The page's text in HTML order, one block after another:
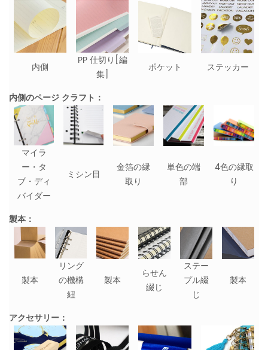
内側
PP 仕切り[編
集]
ポケット ステッカー
内側のページ クラフト：
マイラ
ー・タ
ブ・ディ
バイダー
ミシン目
金箔の縁
取り
単色の端
部
4色の縁取
り
製本：
製本
リング
の機構
紐
製本
らせん
綴じ
ステー
プル綴
じ
製本
アクセサリー：